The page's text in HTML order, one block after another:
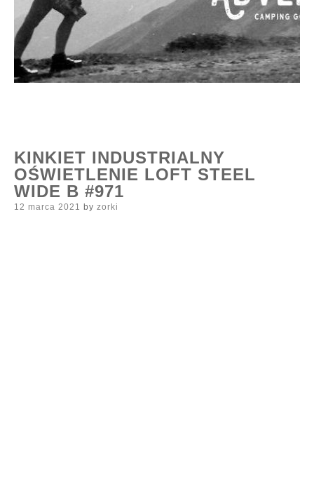
KINKIET INDUSTRIALNY
OŚWIETLENIE LOFT STEEL
WIDE B #971
Posted
12 marca 2021 by zorki